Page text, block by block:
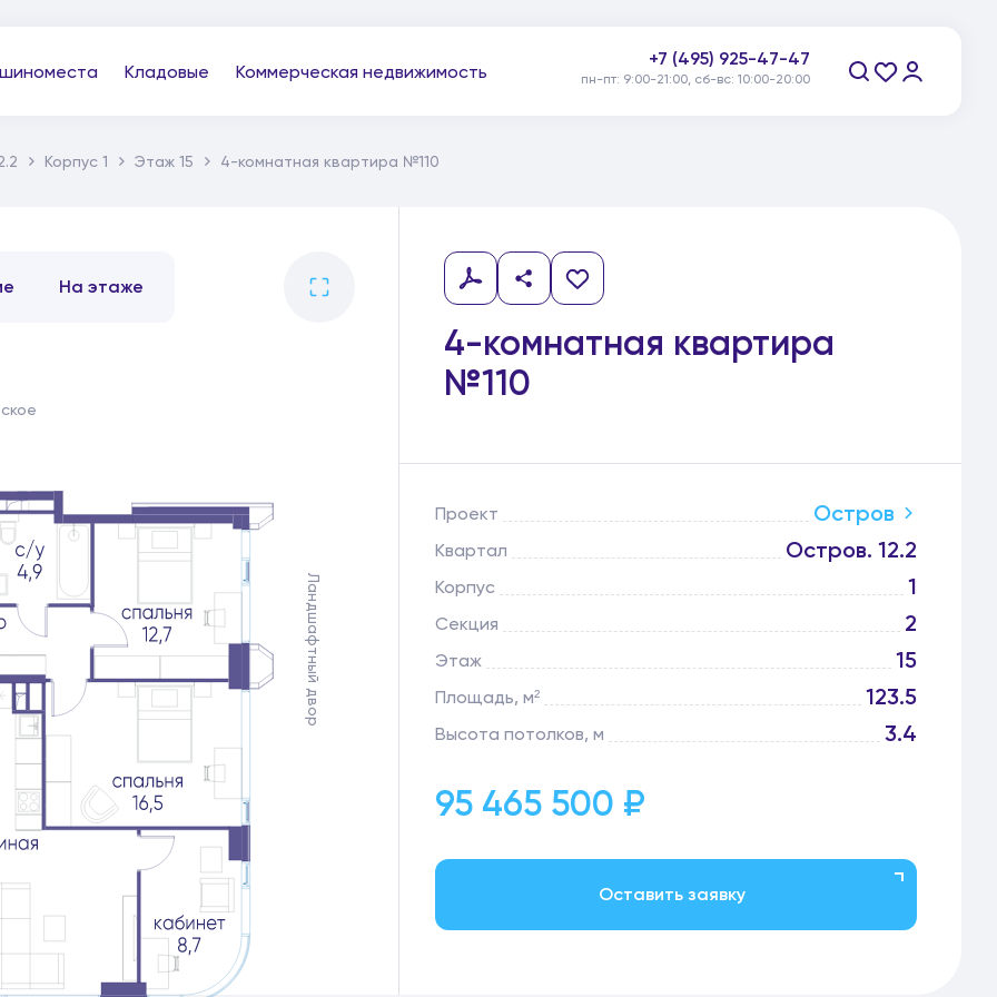
Кладовые Коммерческая недвижимость
+7 (495) 925-47-47
пн-пт: 9:00-21:00, сб-вс: 10:00-20:00
Корпус 1 Этаж 15 4-комнатная квартира №110
4-комнатная квартира
№110
На этаже
Ландшафтный двор
Проект Остров
Квартал Остров. 12.2
Корпус 1
Секция 2
Этаж 15
Площадь, м² 123.5
Высота потолков, м 3.4
95 465 500 ₽
Оставить заявку